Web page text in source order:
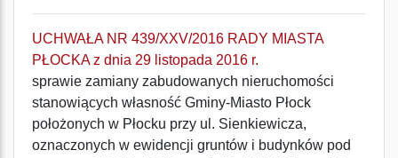
UCHWAŁA NR 439/XXV/2016 RADY MIASTA
PŁOCKA z dnia 29 listopada 2016 r.
sprawie zamiany zabudowanych nieruchomości
stanowiących własność Gminy-Miasto Płock
położonych w Płocku przy ul. Sienkiewicza,
oznaczonych w ewidencji gruntów i budynków pod